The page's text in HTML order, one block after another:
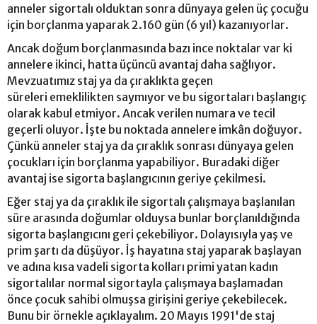
anneler sigortalı olduktan sonra dünyaya gelen üç çocuğu
için borçlanma yaparak 2.160 gün (6 yıl) kazanıyorlar.
Ancak doğum borçlanmasında bazı ince noktalar var ki
annelere ikinci, hatta üçüncü avantaj daha sağlıyor.
Mevzuatımız staj ya da çıraklıkta geçen
süreleri emeklilikten saymıyor ve bu sigortaları başlangıç
olarak kabul etmiyor. Ancak verilen numara ve tecil
geçerli oluyor. İşte bu noktada annelere imkân doğuyor.
Çünkü anneler staj ya da çıraklık sonrası dünyaya gelen
çocukları için borçlanma yapabiliyor. Buradaki diğer
avantaj ise sigorta başlangıcının geriye çekilmesi.
Eğer staj ya da çıraklık ile sigortalı çalışmaya başlanılan
süre arasında doğumlar olduysa bunlar borçlanıldığında
sigorta başlangıcını geri çekebiliyor. Dolayısıyla yaş ve
prim şartı da düşüyor. İş hayatına staj yaparak başlayan
ve adına kısa vadeli sigorta kolları primi yatan kadın
sigortalılar normal sigortayla çalışmaya başlamadan
önce çocuk sahibi olmuşsa girişini geriye çekebilecek.
Bunu bir örnekle açıklayalım. 20 Mayıs 1991'de staj